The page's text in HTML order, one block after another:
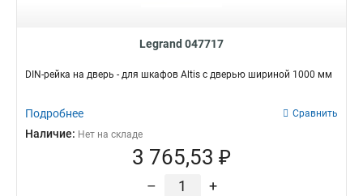
Legrand 047717
DIN-рейка на дверь - для шкафов Altis с дверью шириной 1000 мм
Подробнее Сравнить
Наличие: Нет на складе
3 765,53 ₽
– +